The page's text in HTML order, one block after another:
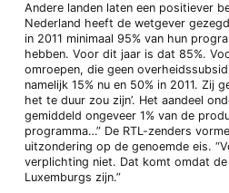
Andere landen laten een positiever
Nederland heeft de wetgever
in 2011 minimaal 95% van hun
hebben. Voor dit jaar is dat 85%.
omroepen, die geen
namelijk 15% nu en 50% in 2011. Zij
het te duur zou zijn’. Het aandeel
gemiddeld ongeveer 1% van de
programma…” De RTL-zenders
uitzondering op de genoemde eis.
verplichting niet. Dat komt omdat de
Luxemburgs zijn.”